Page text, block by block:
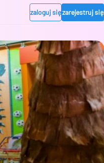
zaloguj sięzarejestruj się